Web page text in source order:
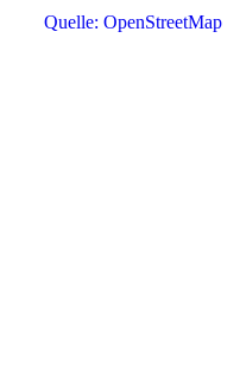
Quelle: OpenStreetMap